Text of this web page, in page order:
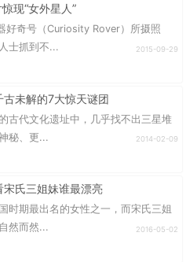
现“女外星人”
好奇号（Curiosity Rover）所摄照
士抓到不...
2015-09-29
未解的7大惊天谜团
古代文化遗址中，几乎找不出三星堆
秘、更...
2014-02-09
宋氏三姐妹谁最漂亮
时期最出名的女性之一，而宋氏三姐
然而然...
2016-05-02